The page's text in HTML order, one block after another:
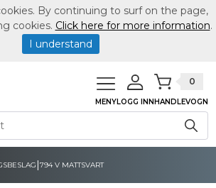
MENYLOGG INN
0
HANDLEVOGN
|794 V MATTSVART
By continuing to surf on the page,
cookies. Click here for more information.
I understand